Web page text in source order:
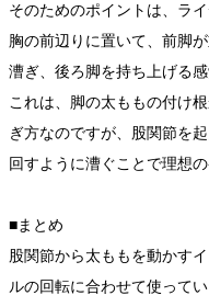
そのためのポイントは、ラ
胸の前辺りに置いて、前脚
漕ぎ、後ろ脚を持ち上げる
これは、脚の太ももの付け
ぎ方なのですが、股関節を
回すように漕ぐことで理想
■まとめ
股関節から太ももを動かす
ルの回転に合わせて使って